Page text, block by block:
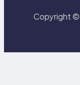
Copyright ©